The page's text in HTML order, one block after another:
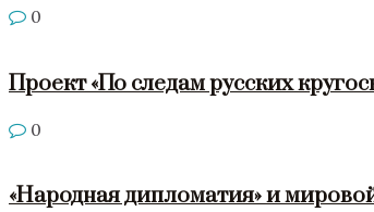
0
Проект «По следам русских
0
«Народная дипломатия» и